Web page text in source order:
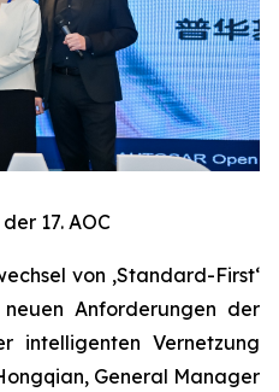
17. AOC
von ‚Standard-First‘
Anforderungen der
intelligenten Vernetzung
General Manager